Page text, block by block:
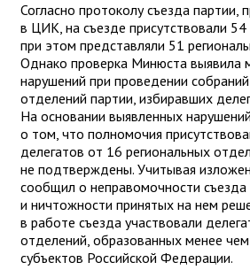
Согласно протоколу съезда партии,
в ЦИК, на съезде присутствовали 54
при этом представляли 51
Однако проверка Минюста выявила
нарушений при проведении
отделений партии, избиравших
На основании выявленных
о том, что полномочия
делегатов от 16 региональных
не подтверждены. Учитывая
сообщил о неправомочности съезда
и ничтожности принятых на нем
в работе съезда участвовали
отделений, образованных менее
субъектов Российской Федерации.